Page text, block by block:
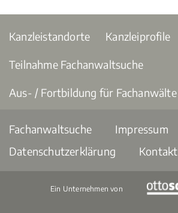
Kanzleistandorte Kanzleiprofile
Teilnahme Fachanwaltsuche
Aus- / Fortbildung für Fachanwälte
Fachanwaltsuche
Impressum
Datenschutzerklärung
Kontakt
Ein Unternehmen von